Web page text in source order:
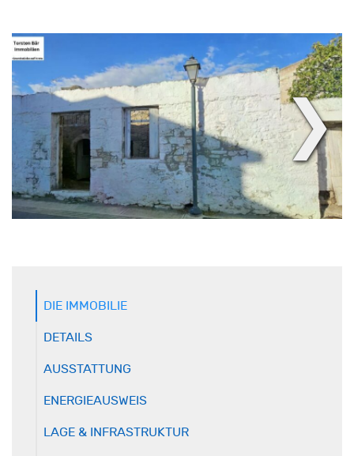
❯
DIE IMMOBILIE
DETAILS
AUSSTATTUNG
ENERGIEAUSWEIS
LAGE & INFRASTRUKTUR